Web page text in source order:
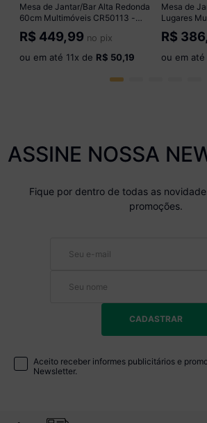
Mesa de Jantar/Bar Alta Redonda
60cm Multimóveis CR50113 -
Mel
R$ 449,99 no pix
ou em até 11x de R$ 50,19
Mesa de
Lugares
Branco
R$
ou em até
ASSINE NOSSA
Fique por dentro de todas as
promoções.
CADASTRAR
Aceito receber informes publicitários e
Newsletter.